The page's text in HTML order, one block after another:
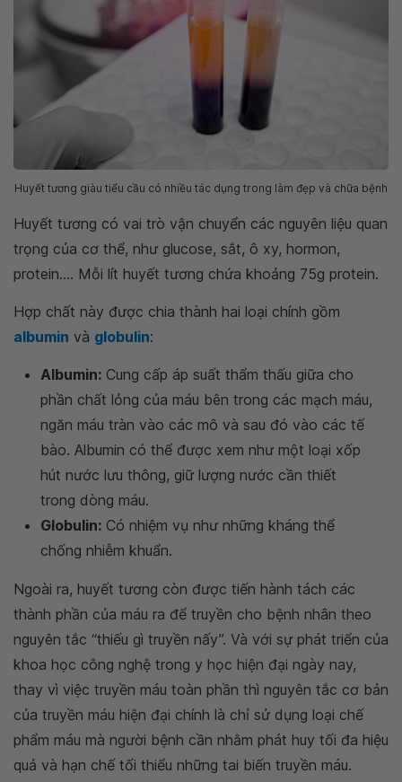
Huyết tương giàu tiểu cầu có nhiều tác dụng trong làm đẹp và chữa bệnh
Huyết tương có vai trò vận chuyển các nguyên liệu quan
trọng của cơ thể, như glucose, sắt, ô xy, hormon,
protein.... Mỗi lít huyết tương chứa khoảng 75g protein.
Hợp chất này được chia thành hai loại chính gồm
albumin và globulin:
Albumin: Cung cấp áp suất thẩm thấu giữa cho
phần chất lỏng của máu bên trong các mạch máu,
ngăn máu tràn vào các mô và sau đó vào các tế
bào. Albumin có thể được xem như một loại xốp
hút nước lưu thông, giữ lượng nước cần thiết
trong dòng máu.
Globulin: Có nhiệm vụ như những kháng thể
chống nhiễm khuẩn.
Ngoài ra, huyết tương còn được tiến hành tách các
thành phần của máu ra để truyền cho bệnh nhân theo
nguyên tắc “thiếu gì truyền nấy”. Và với sự phát triển của
khoa học công nghệ trong y học hiện đại ngày nay,
thay vì việc truyền máu toàn phần thì nguyên tắc cơ bản
của truyền máu hiện đại chính là chỉ sử dụng loại chế
phẩm máu mà người bệnh cần nhằm phát huy tối đa hiệu
quả và hạn chế tối thiểu những tai biến truyền máu.